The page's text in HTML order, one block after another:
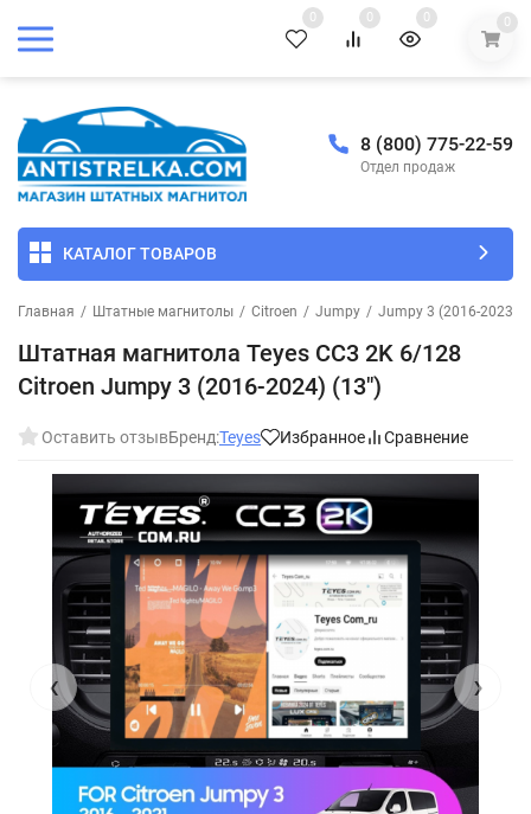
0 0 0 0
8 (800) 775-22-59
Отдел продаж
КАТАЛОГ ТОВАРОВ
Главная / Штатные магнитолы / Citroen / Jumpy / Jumpy 3 (2016-2023)
Штатная магнитола Teyes CC3 2K 6/128
Citroen Jumpy 3 (2016-2024) (13")
Оставить отзывБренд:Teyes Избранное Сравнение
‹ ›